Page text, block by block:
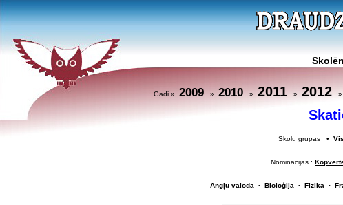
Gadi » 2009» 2010» 2011» 2012»
Skolu grupas •
Nominācijas :
Angļu valoda • Bioloģija • Fizika •